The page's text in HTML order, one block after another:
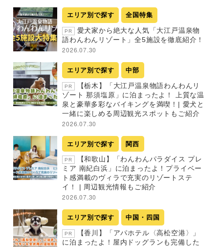
エリア別で探す 全国特集
PR
愛犬家から絶大な人気「大江戸温泉物
語わんわんリゾート」全5施設を徹底紹介！
2026.07.30
エリア別で探す 中部
PR
【栃木】「大江戸温泉物語わんわんリ
ゾート 那須塩原」に泊まったよ！ 上質な温
泉と豪華多彩なバイキングを満喫！| 愛犬と
一緒に楽しめる周辺観光スポットもご紹介
2026.07.30
エリア別で探す 関西
PR
【和歌山】「わんわんパラダイス プレ
ミア 南紀白浜」に泊まったよ！プライベー
ト感満載のヴィラで充実のリゾートステ
イ！ | 周辺観光情報もご紹介
2026.07.30
エリア別で探す 中国・四国
PR
【香川】「アパホテル〈高松空港〉」
に泊まったよ！屋内ドッグランも完備した